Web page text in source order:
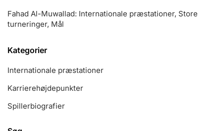
Fahad Al-Muwallad: Internationale præstationer, Store
turneringer, Mål
Kategorier
Internationale præstationer
Karrierehøjdepunkter
Spillerbiografier